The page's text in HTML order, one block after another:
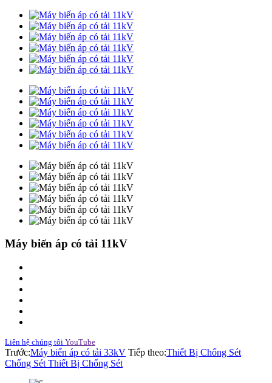
Máy biến áp có tải 11kV
Liên hệ chúng tôi YouTube
Trước:Máy biến áp có tải 33kV Tiếp theo:Thiết Bị Chống Sét
Chống Sét Thiết Bị Chống Sét